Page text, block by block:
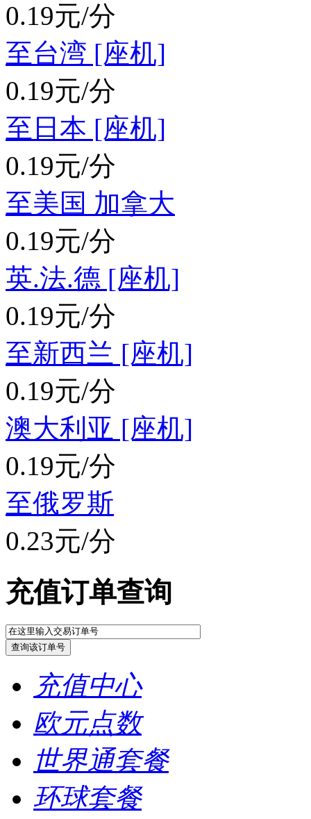
0.19元/分
至台湾 [座机]
0.19元/分
至日本 [座机]
0.19元/分
至美国 加拿大
0.19元/分
英.法.德 [座机]
0.19元/分
至新西兰 [座机]
0.19元/分
澳大利亚 [座机]
0.19元/分
至俄罗斯
0.23元/分
充值订单查询
充值中心
欧元点数
世界通套餐
环球套餐